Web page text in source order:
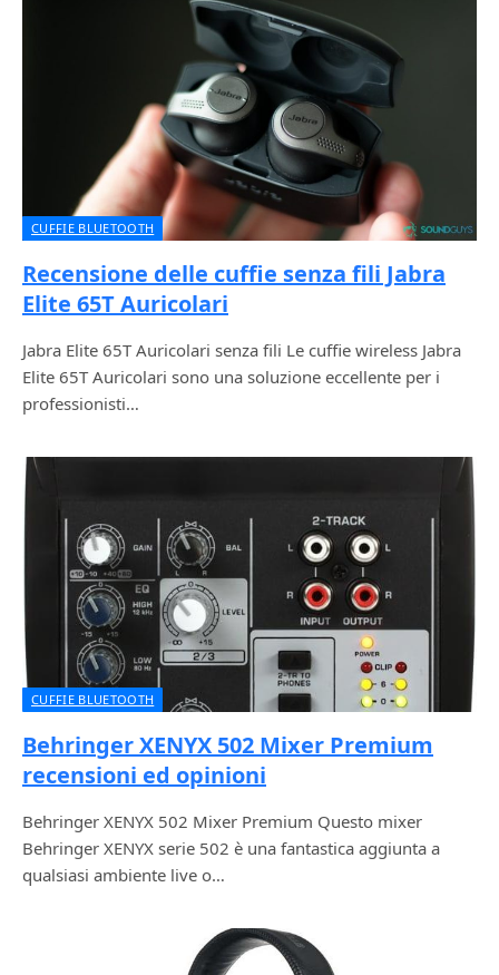
CUFFIE BLUETOOTH
Recensione delle cuffie senza fili Jabra
Elite 65T Auricolari
Jabra Elite 65T Auricolari senza fili Le cuffie wireless Jabra
Elite 65T Auricolari sono una soluzione eccellente per i
professionisti…
CUFFIE BLUETOOTH
Behringer XENYX 502 Mixer Premium
recensioni ed opinioni
Behringer XENYX 502 Mixer Premium Questo mixer
Behringer XENYX serie 502 è una fantastica aggiunta a
qualsiasi ambiente live o…